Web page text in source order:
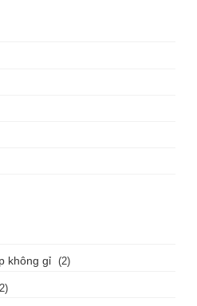
không gỉ (2)